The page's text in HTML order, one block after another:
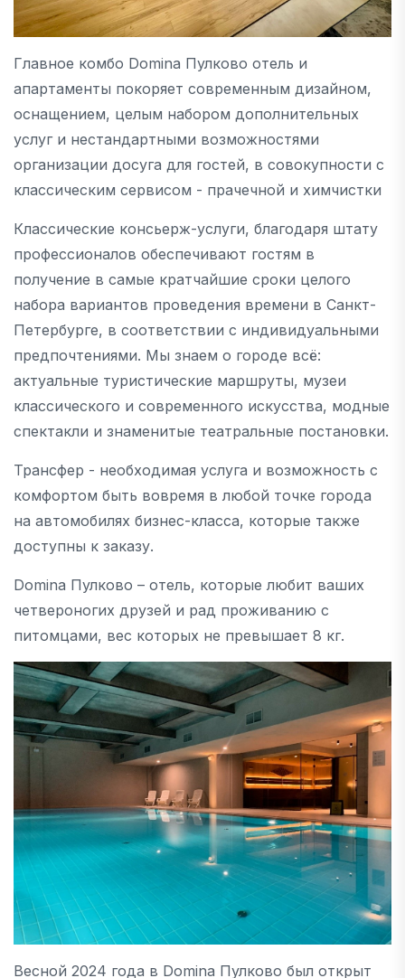
Главное комбо Domina Пулково отель и
апартаменты покоряет современным дизайном,
оснащением, целым набором дополнительных
услуг и нестандартными возможностями
организации досуга для гостей, в совокупности с
классическим сервисом - прачечной и химчистки
Классические консьерж-услуги, благодаря штату
профессионалов обеспечивают гостям в
получение в самые кратчайшие сроки целого
набора вариантов проведения времени в Санкт-
Петербурге, в соответствии с индивидуальными
предпочтениями. Мы знаем о городе всё:
актуальные туристические маршруты, музеи
классического и современного искусства, модные
спектакли и знаменитые театральные постановки.
Трансфер - необходимая услуга и возможность с
комфортом быть вовремя в любой точке города
на автомобилях бизнес-класса, которые также
доступны к заказу.
Domina Пулково – отель, которые любит ваших
четвероногих друзей и рад проживанию с
питомцами, вес которых не превышает 8 кг.
Весной 2024 года в Domina Пулково был открыт